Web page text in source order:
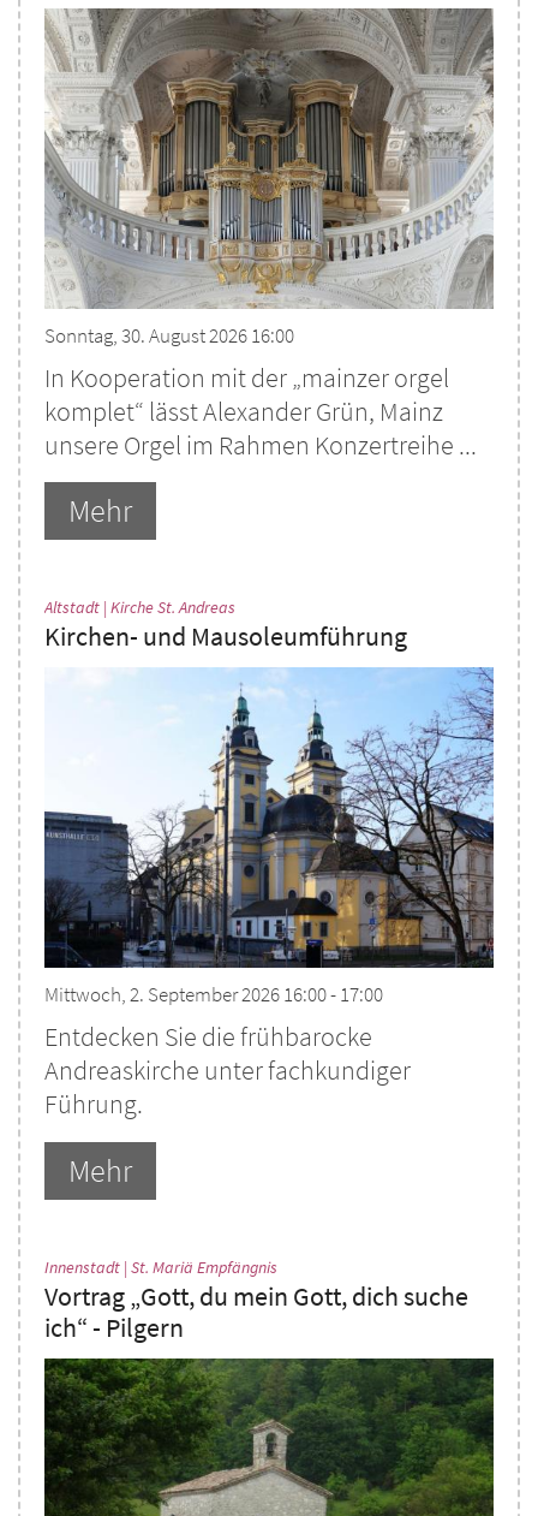
Sonntag, 30. August 2026 16:00
In Kooperation mit der „mainzer orgel
komplet“ lässt Alexander Grün, Mainz
unsere Orgel im Rahmen Konzertreihe ...
Mehr
Altstadt | Kirche St. Andreas
Kirchen- und Mausoleumführung
Mittwoch, 2. September 2026 16:00 - 17:00
Entdecken Sie die frühbarocke
Andreaskirche unter fachkundiger
Führung.
Mehr
Innenstadt | St. Mariä Empfängnis
Vortrag „Gott, du mein Gott, dich suche
ich“ - Pilgern